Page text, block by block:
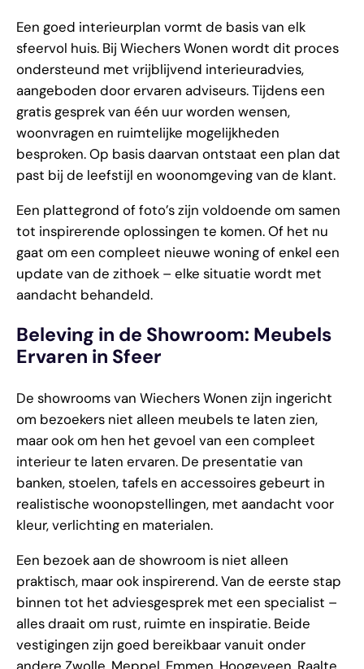
Een goed interieurplan vormt de basis van elk
sfeervol huis. Bij Wiechers Wonen wordt dit proces
ondersteund met vrijblijvend interieuradvies,
aangeboden door ervaren adviseurs. Tijdens een
gratis gesprek van één uur worden wensen,
woonvragen en ruimtelijke mogelijkheden
besproken. Op basis daarvan ontstaat een plan dat
past bij de leefstijl en woonomgeving van de klant.
Een plattegrond of foto’s zijn voldoende om samen
tot inspirerende oplossingen te komen. Of het nu
gaat om een compleet nieuwe woning of enkel een
update van de zithoek – elke situatie wordt met
aandacht behandeld.
Beleving in de Showroom: Meubels
Ervaren in Sfeer
De showrooms van Wiechers Wonen zijn ingericht
om bezoekers niet alleen meubels te laten zien,
maar ook om hen het gevoel van een compleet
interieur te laten ervaren. De presentatie van
banken, stoelen, tafels en accessoires gebeurt in
realistische woonopstellingen, met aandacht voor
kleur, verlichting en materialen.
Een bezoek aan de showroom is niet alleen
praktisch, maar ook inspirerend. Van de eerste stap
binnen tot het adviesgesprek met een specialist –
alles draait om rust, ruimte en inspiratie. Beide
vestigingen zijn goed bereikbaar vanuit onder
andere Zwolle, Meppel, Emmen, Hoogeveen, Raalte,